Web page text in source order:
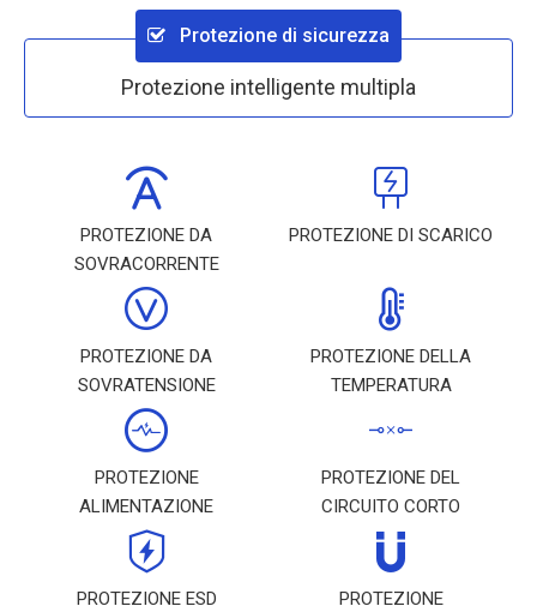
Protezione di sicurezza
Protezione intelligente multipla
PROTEZIONE DA
SOVRACORRENTE
PROTEZIONE DI SCARICO
PROTEZIONE DA
SOVRATENSIONE
PROTEZIONE DELLA
TEMPERATURA
PROTEZIONE
ALIMENTAZIONE
PROTEZIONE DEL
CIRCUITO CORTO
PROTEZIONE ESD PROTEZIONE